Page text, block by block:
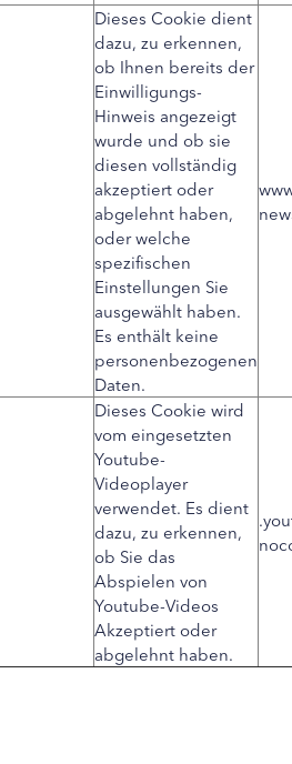
Dieses Cookie dient
dazu, zu erkennen,
ob Ihnen bereits der
Einwilligungs-
Hinweis angezeigt
wurde und ob sie
diesen vollständig
akzeptiert oder
abgelehnt haben,
oder welche
spezifischen
Einstellungen Sie
ausgewählt haben.
Es enthält keine
personenbezogenen
Daten.
Dieses Cookie wird
vom eingesetzten
Youtube-
Videoplayer
verwendet. Es dient
dazu, zu erkennen,
ob Sie das
Abspielen von
Youtube-Videos
Akzeptiert oder
abgelehnt haben.